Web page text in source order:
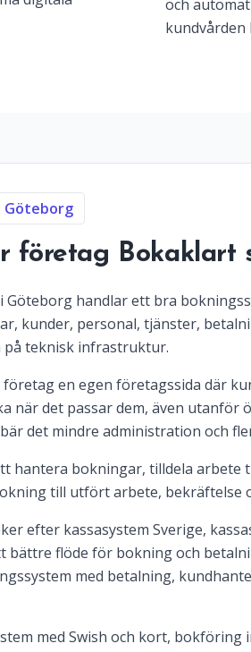
och
kundvården
Göteborg
företag Bokaklart
Göteborg handlar ett bra
kunder, personal, tjänster,
teknisk infrastruktur.
en egen företagssida där
när det passar dem, även
det mindre administration och
hantera bokningar, tilldela arbete
till utfört arbete, bekräftelse
efter kassasystem Sverige,
bättre flöde för bokning och
med betalning,
med Swish och kort,